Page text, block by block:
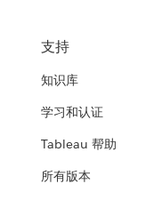
支持
知识库
学习和认证
Tableau 帮助
所有版本